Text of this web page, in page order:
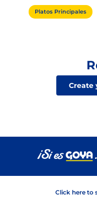
Platos Principales
Create
Click here to